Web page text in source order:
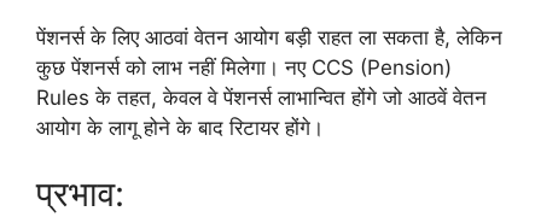
पेंशनर्स के लिए आठवां वेतन आयोग बड़ी राहत ला सकता है, लेकिन
कुछ पेंशनर्स को लाभ नहीं मिलेगा। नए CCS (Pension)
Rules के तहत, केवल वे पेंशनर्स लाभान्वित होंगे जो आठवें वेतन
आयोग के लागू होने के बाद रिटायर होंगे।
प्रभाव: